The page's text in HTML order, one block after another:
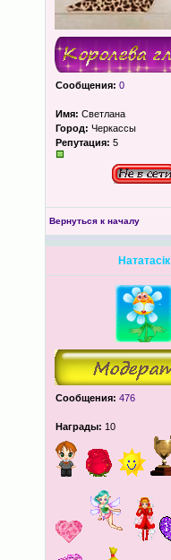
Сообщения: 0
Имя: Светлана
Город: Черкассы
Репутация: 5
Вернуться к началу
Нататасік
Сообщения: 476
Награды: 10